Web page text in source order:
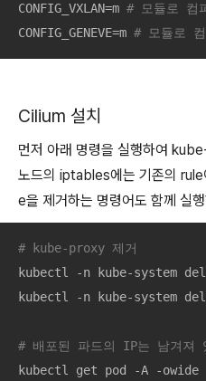
CONFIG_VXLAN=m # 모듈로 컴
CONFIG_GENEVE=m # 모듈로
Cilium 설치
먼저 아래 명령을 실행하여
노드의 iptables에는 기존의
e을 제거하는 명령어도 함께 실
# kube-proxy 제거
kubectl -n kube-system
kubectl -n kube-system
# 배포된 파드의 IP는 남겨져
kubectl get pod -A -owide